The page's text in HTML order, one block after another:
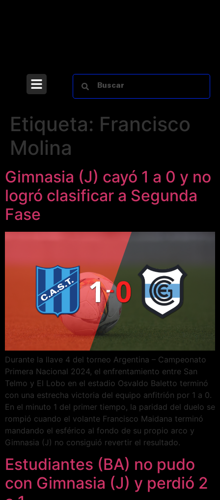
Etiqueta: Francisco
Molina
Gimnasia (J) cayó 1 a 0 y no
logró clasificar a Segunda
Fase
Durante la llave 4 del torneo Argentina – Campeonato
Primera Nacional 2024, el enfrentamiento entre San
Telmo y El Lobo en el estadio Osvaldo Baletto terminó
con una estrecha victoria del equipo anfitrión por 1 a 0.
En el minuto 1 del primer tiempo, la paridad del duelo se
rompió cuando el volante Francisco Maidana terminó
mandando el esférico al fondo de su propio arco y
Gimnasia (J) no consiguió revertir el resultado.
Estudiantes (BA) no pudo
con Gimnasia (J) y perdió 2